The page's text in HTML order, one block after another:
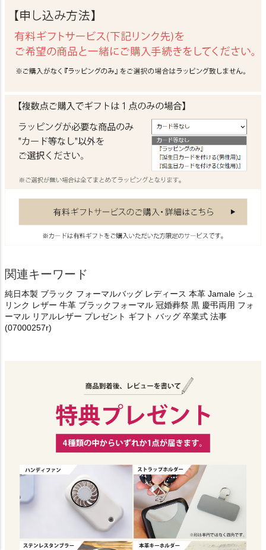
関連キーワード
純日本製 ブラック フォーマルバッグ レディース 本革 Jamale シュ
リンク レザー 牛革 ブラックフォーマル 冠婚葬祭 黒 慶弔両用 フォ
ーマル リアルレザー プレゼント ギフト バッグ 卒業式 法事
(07000257r)